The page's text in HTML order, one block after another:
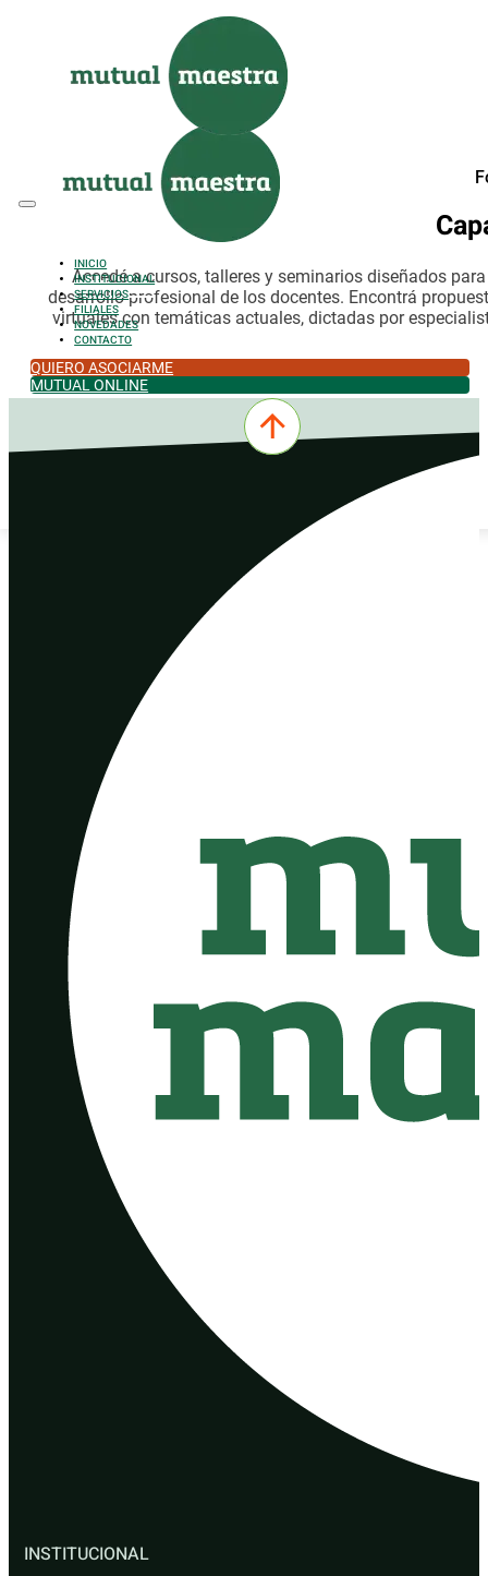
Saltar al pie de página
INICIO
INSTITUCIONAL
SERVICIOS
FILIALES
NOVEDADES
CONTACTO
QUIERO ASOCIARME
MUTUAL ONLINE
Accedé a cursos, talleres y seminarios diseñados
desarrollo profesional de los docentes. Encontrá
virtuales con temáticas actuales, dictadas por
INSTITUCIONAL